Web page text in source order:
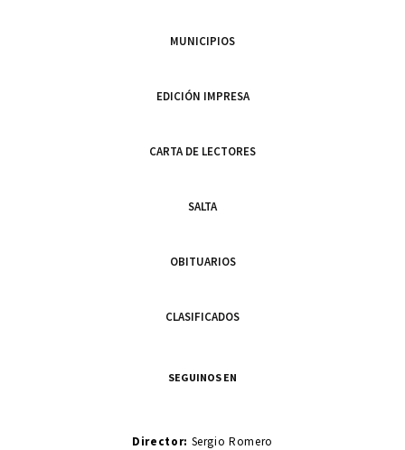
MUNICIPIOS
EDICIÓN IMPRESA
CARTA DE LECTORES
SALTA
OBITUARIOS
CLASIFICADOS
SEGUINOS EN
Director: Sergio Romero